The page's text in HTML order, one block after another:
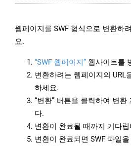
웹페이지를 SWF 형식으로 변환하
요.
“SWF 웹페이지” 웹사이트를
변환하려는 웹페이지의 URL
하세요.
“변환” 버튼을 클릭하여 변환
다.
변환이 완료될 때까지 기다립
변환이 완료되면 SWF 파일